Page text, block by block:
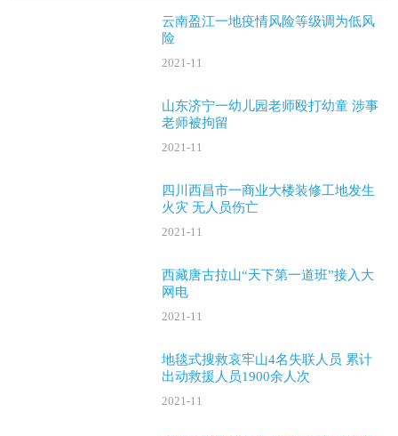
云南盈江一地疫情风险等级调为低风
险
2021-11
山东济宁一幼儿园老师殴打幼童 涉事
老师被拘留
2021-11
四川西昌市一商业大楼装修工地发生
火灾 无人员伤亡
2021-11
西藏唐古拉山“天下第一道班”接入大
网电
2021-11
地毯式搜救哀牢山4名失联人员 累计
出动救援人员1900余人次
2021-11